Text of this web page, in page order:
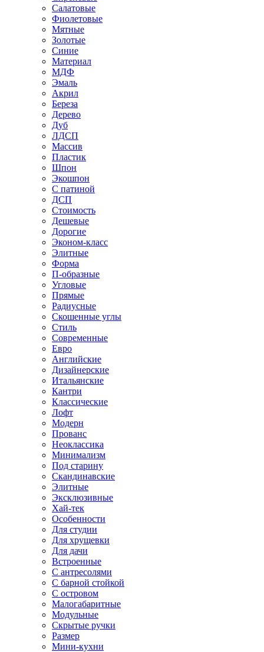
Салатовые
Фиолетовые
Мятные
Золотые
Синие
Материал
МДФ
Эмаль
Акрил
Береза
Дерево
Дуб
ЛДСП
Массив
Пластик
Шпон
Экошпон
С патиной
ДСП
Стоимость
Дешевые
Дорогие
Эконом-класс
Элитные
Форма
П-образные
Угловые
Прямые
Радиусные
Скошенные углы
Стиль
Современные
Евро
Английские
Дизайнерские
Итальянские
Кантри
Классические
Лофт
Модерн
Прованс
Неоклассика
Минимализм
Под старину
Скандинавские
Элитные
Эксклюзивные
Хай-тек
Особенности
Для студии
Для хрущевки
Для дачи
Встроенные
С антресолями
С барной стойкой
С островом
Малогабаритные
Модульные
Скрытые ручки
Размер
Мини-кухни